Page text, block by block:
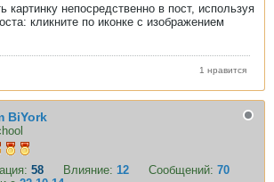
картинку непосредственно в пост, используя
кликните по иконке с изображением
1 нравится
BiYork
58 Влияние: 12 Сообщений: 70